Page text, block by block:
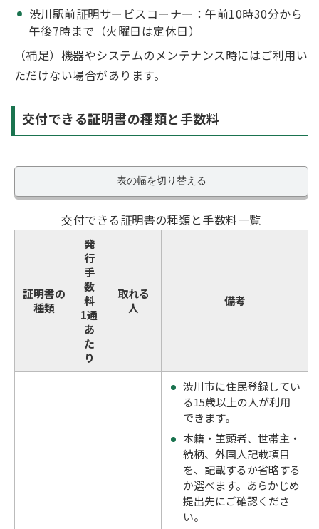
渋川駅前証明サービスコーナー：午前10時30分から
午後7時まで（火曜日は定休日）
（補足）機器やシステムのメンテナンス時にはご利用い
ただけない場合があります。
交付できる証明書の種類と手数料
表の幅を切り替える
交付できる証明書の種類と手数料一覧
証明書の
種類
発
行
手
数
料
1通
あ
た
り
取れる
人
備考
渋川市に住民登録してい
る15歳以上の人が利用
できます。
本籍・筆頭者、世帯主・
続柄、外国人記載項目
を、記載するか省略する
か選べます。あらかじめ
提出先にご確認くださ
い。